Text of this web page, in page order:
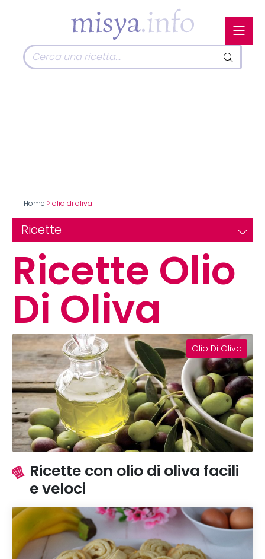
Home > olio di oliva
Ricette
Ricette Olio
Di Oliva
Olio Di Oliva
Ricette con olio di oliva facili
e veloci